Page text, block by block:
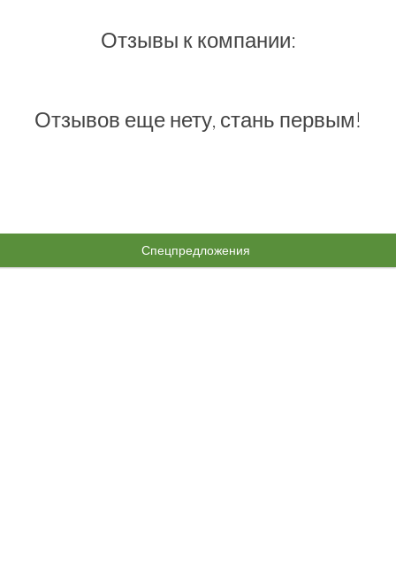
Отзывы к компании:
Отзывов еще нету, стань первым!
Спецпредложения